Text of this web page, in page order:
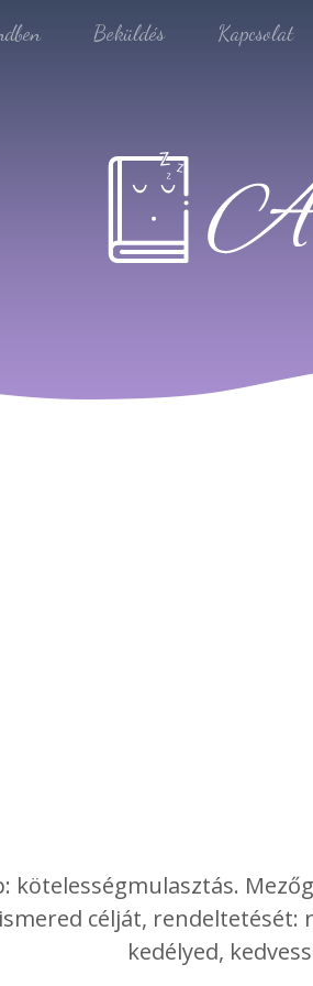
Beküldés Kapcsolat
kötelességmulasztás.
célját, rendeltetését:
kedélyed,